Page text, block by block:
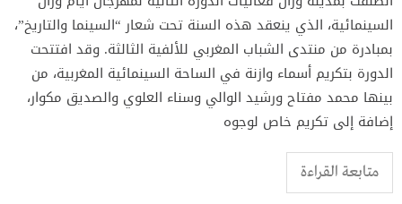
السينمائية، الذي ينعقد هذه السنة تحت شعار “السينما والتاريخ”،
بمبادرة من منتدى الشباب المغربي للألفية الثالثة. وقد افتتحت
الدورة بتكريم أسماء وازنة في الساحة السينمائية المغربية، من
بينها محمد مفتاح ورشيد الوالي وسناء العلوي والصديق مكوار،
إضافة إلى تكريم خاص لوجوه
متابعة القراءة